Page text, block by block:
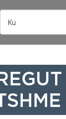
Ku